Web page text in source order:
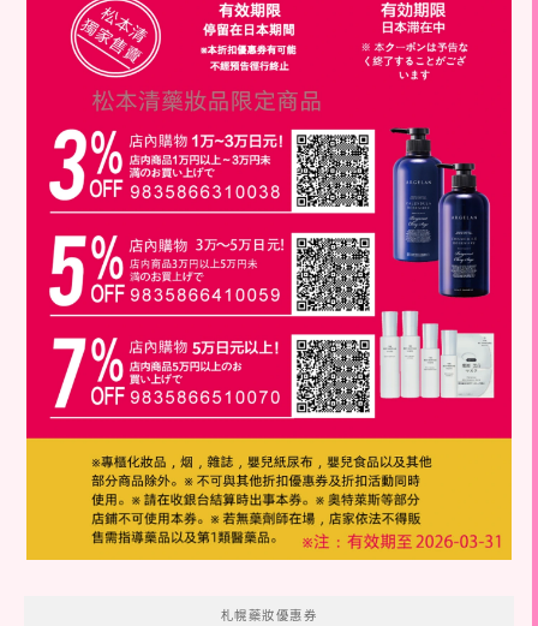
札幌藥妝優惠券